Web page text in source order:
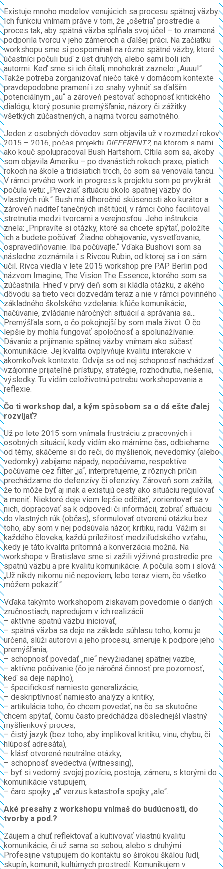
Existuje mnoho modelov venujúcich sa procesu spätnej väzby.
Ich funkciu vnímam práve v tom, že „ošetria“ prostredie a
proces tak, aby spätná väzba spĺňala svoj účel – to znamená
podporila tvorcu v jeho zámeroch a ďalšej práci. Na začiatku
workshopu sme si pospomínali na rôzne spätné väzby, ktoré
účastníci počuli buď z úst druhých, alebo sami boli ich
autormi. Keď sme si ich čítali, mnohokrát zaznelo: „Auuu!“
Takže potreba zorganizovať niečo také v domácom kontexte
pravdepodobne pramení i zo snahy vyhnúť sa ďalším
potenciálnym „au“ a zároveň pestovať schopnosť kritického
dialógu, ktorý posunie premýšľanie, názory či zážitky
všetkých zúčastnených, a najmä tvorcu samotného.
Jeden z osobných dôvodov som objavila už v rozmedzí rokov
2015 – 2016, počas projektu DIFFERENT?, na ktorom s nami
ako kouč spolupracoval Bush Hartshorn. Cítila som sa, akoby
som objavila Ameriku – po dvanástich rokoch praxe, piatich
rokoch na škole a tridsiatich troch, čo som sa venovala tancu.
V rámci prvého work in progress k projektu som po prvýkrát
počula vetu: „Prevziať situáciu okolo spätnej väzby do
vlastných rúk.“ Bush má dlhoročné skúsenosti ako kurátor a
zároveň riaditeľ tanečných inštitúcií, v rámci čoho facilitoval
stretnutia medzi tvorcami a verejnosťou. Jeho inštrukcia
znela: „Pripravíte si otázky, ktoré sa chcete spýtať, položíte
ich a budete počúvať. Žiadne obhajovanie, vysvetľovanie,
ospravedlňovanie. Iba počúvajte.“ Vďaka Bushovi som sa
následne zoznámila i s Rivcou Rubin, od ktorej sa i on sám
učil. Rivca viedla v lete 2015 workshop pre PAP Berlin pod
názvom Imagine, The Vision The Essence, ktorého som sa
zúčastnila. Hneď v prvý deň som si kládla otázku, z akého
dôvodu sa tieto veci dozvedám teraz a nie v rámci povinného
základného školského vzdelania: kľúče komunikácie,
načúvanie, zvládanie náročných situácií a správania sa…
Premýšľala som, o čo pokojnejší by som mala život. O čo
lepšie by mohla fungovať spoločnosť a spolunažívanie.
Dávanie a prijímanie spätnej väzby vnímam ako súčasť
komunikácie. Jej kvalita ovplyvňuje kvalitu interakcie v
akomkoľvek kontexte. Odvíja sa od nej schopnosť nachádzať
vzájomne prijateľné prístupy, stratégie, rozhodnutia, riešenia,
výsledky. Tu vidím celoživotnú potrebu workshopovania a
reflexie.
Čo ti workshop dal, a kým spôsobom sa o dá ešte ďalej
rozvíjať?
Už po lete 2015 som vnímala frustráciu z pracovných i
osobných situácií, kedy vidím ako márnime čas, odbiehame
od témy, skáčeme si do reči, do myšlienok, nevedomky (alebo
vedomky) zabíjame nápady, nepočúvame, respektíve
počúvame cez filter „ja“, interpretujeme, z rôznych príčin
prechádzame do defenzívy či ofenzívy. Zároveň som zažila,
že to môže byť aj inak a existujú cesty ako situáciu regulovať
a meniť. Niektoré deje viem lepšie odčítať, zorientovať sa v
nich, dopracovať sa k odpovedi či informácii, zobrať situáciu
do vlastných rúk (občas), sformulovať otvorenú otázku bez
toho, aby som v nej podsúvala názor, kritiku, radu. Vážim si
každého človeka, každú príležitosť medziľudského vzťahu,
kedy je táto kvalita prítomná a konverzácia možná. Na
workshope v Bratislave sme si zažili výživné prostredie pre
spätnú väzbu a pre kvalitu komunikácie. A počula som i slová:
„Už nikdy nikomu nič nepoviem, lebo teraz viem, čo všetko
môžem pokaziť.“
Vďaka takýmto workshopom získavam povedomie o daných
zručnostiach, napredujem v ich realizácii:
– aktívne spätnú väzbu iniciovať,
– spätná väzba sa deje na základe súhlasu toho, komu je
určená, slúži autorovi a jeho procesu, smeruje k podpore jeho
premýšľania,
– schopnosť povedať „nie“ nevyžiadanej spätnej väzbe,
– aktívne počúvanie (čo je náročná činnosť pre pozornosť,
keď sa deje naplno),
– špecifickosť namiesto generalizácie,
– deskriptívnosť namiesto analýzy a kritiky,
– artikulácia toho, čo chcem povedať, na čo sa skutočne
chcem spýtať, čomu často predchádza dôslednejší vlastný
myšlienkový proces,
– čistý jazyk (bez toho, aby implikoval kritiku, vinu, chybu, či
hlúposť adresáta),
– klásť otvorené neutrálne otázky,
– schopnosť svedectva (witnessing),
– byť si vedomý svojej pozície, postoja, zámeru, s ktorými do
komunikácie vstupujem,
– čaro spojky „a“ verzus katastrofa spojky „ale“.
Aké presahy z workshopu vnímaš do budúcnosti, do
tvorby a pod.?
Záujem a chuť reflektovať a kultivovať vlastnú kvalitu
komunikácie, či už sama so sebou, alebo s druhými.
Profesijne vstupujem do kontaktu so širokou škálou ľudí,
skupín, komunít, kultúrnych prostredí. Komunikujem v